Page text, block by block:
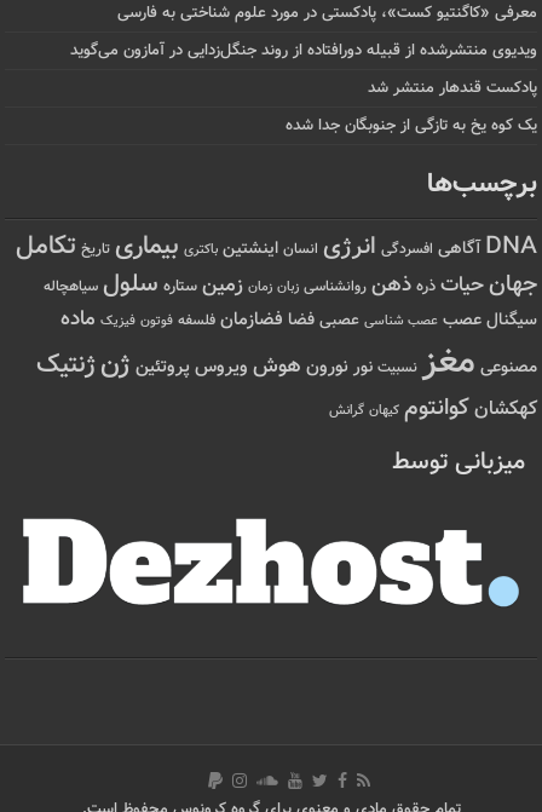
معرفی «کاگنتیو کست»، پادکستی در مورد علوم شناختی به فارسی
ویدیوی منتشرشده از قبیله دورافتاده‌ از روند جنگل‌زدایی در آمازون می‌گوید
پادکست قندهار منتشر شد
یک کوه یخ به تازگی از جنوبگان جدا شده
برچسب‌ها
DNA آگاهی افسردگی انرژی انسان اینشتین باکتری بیماری تاریخ تکامل
جهانحیات ذره ذهن روانشناسی زبان زمان زمین ستاره سلول سیاهچاله
سیگنال عصب عصب شناسی عصبی فضا فضازمان فلسفه فوتون فیزیک ماده
مصنوعی مغز نسبیت نور نورون هوش ویروس پروتئین ژنژنتیک
کهکشانکوانتوم کیهان گرانش
میزبانی توسط